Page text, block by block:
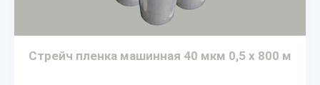
Стрейч пленка машинная 40 мкм 0,5 х 800 м